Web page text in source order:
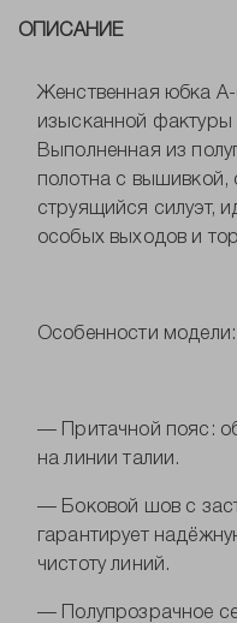
ОПИСАНИЕ
Женственная юбка
изысканной фактуры
Выполненная из
полотна с вышивкой,
струящийся силуэт,
особых выходов и
Особенности модели:
— Притачной пояс:
на линии талии.
— Боковой шов с
гарантирует
чистоту линий.
— Полупрозрачное